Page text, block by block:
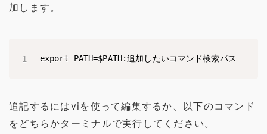
加します。
export PATH=$PATH:追加したいコマンド検索パス
追記するにはvi を使って編集するか、以下のコマンド
をどちらかターミナルで実行してください。